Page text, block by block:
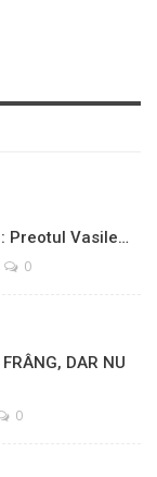
Preotul Vasile…
0
DAR NU
0